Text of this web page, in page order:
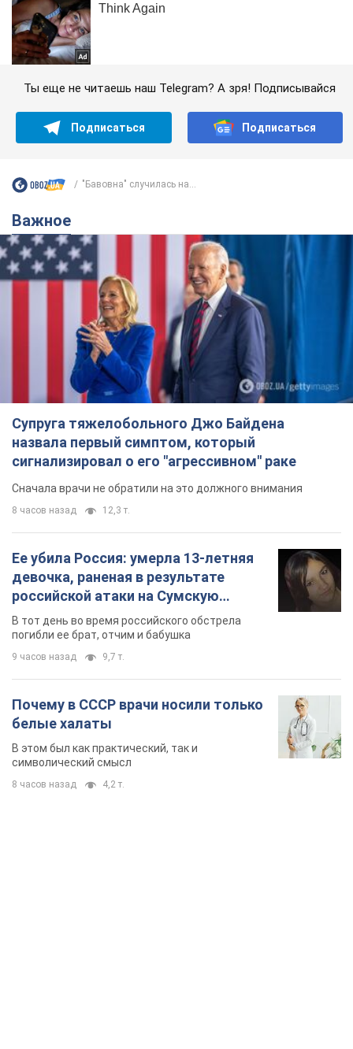
Ты еще не читаешь наш Telegram? А зря! Подписывайся
Подписаться Подписаться
"Бавовна" случилась на...
Важное
Супруга тяжелобольного Джо Байдена
назвала первый симптом, который
сигнализировал о его "агрессивном" раке
Сначала врачи не обратили на это должного внимания
8 часов назад 12,3 т.
Ее убила Россия: умерла 13-летняя
девочка, раненая в результате
российской атаки на Сумскую
область. Фото
В тот день во время российского обстрела
погибли ее брат, отчим и бабушка
9 часов назад 9,7 т.
Почему в СССР врачи носили только
белые халаты
В этом был как практический, так и
символический смысл
8 часов назад 4,2 т.